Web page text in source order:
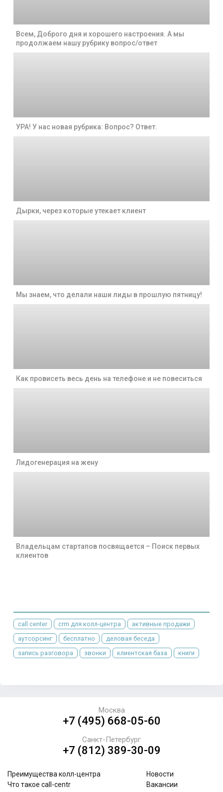
Всем, Доброго дня и хорошего настроения. А мы
продолжаем нашу рубрику вопрос/ответ
УРА! У нас новая рубрика: Вопрос? Ответ.
Дырки, через которые утекает клиент
Мы знаем, что делали наши лиды в прошлую пятницу!
Как провисеть весь день на телефоне и не повеситься
Лидогенерация на жену
Владельцам стартапов посвящается – Поиск первых
клиентов
call center crm для колл-центра
активные продажи
аутсорсинг
бесплатно
деловая беседа
запись разговора
звонки клиентская база книги
+7 (495) 668-05-60
Москва
+7 (812) 389-30-09
Санкт-Петербург
Преимущества колл-центра
Что такое call-centr
Новости
Вакансии